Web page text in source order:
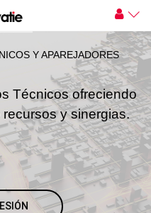
Y APAREJADORES
Técnicos ofreciendo
y sinergias.